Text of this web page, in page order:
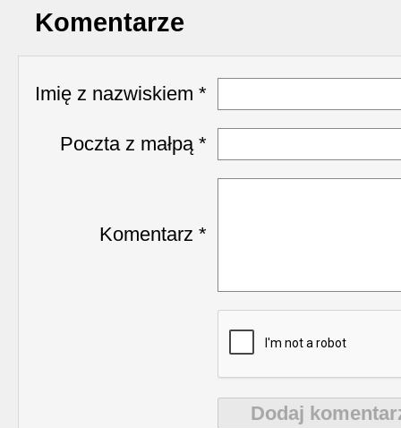
Komentarze
Imię z nazwiskiem *
Poczta z małpą *
Komentarz *
Dodaj